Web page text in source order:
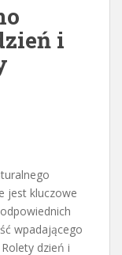
i
jest kluczowe
wpadającego
dzień i